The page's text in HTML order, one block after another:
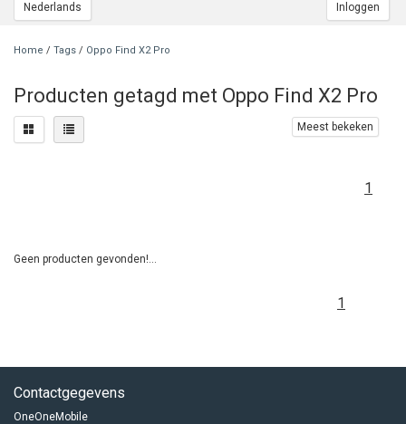
Nederlands Inloggen
Home / Tags / Oppo Find X2 Pro
Producten getagd met Oppo Find X2 Pro
Meest bekeken
1
Geen producten gevonden!...
1
Contactgegevens
OneOneMobile